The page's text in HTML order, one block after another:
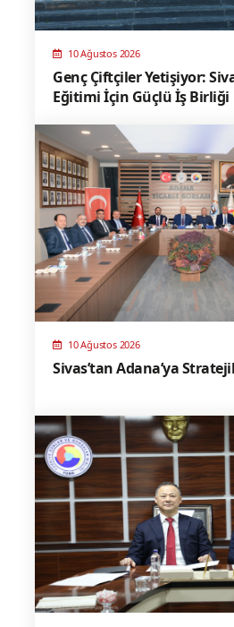
10 Ağustos 2026
Genç Çiftçiler Yetişiyor:
Eğitimi İçin Güçlü İş Birliği
10 Ağustos 2026
Sivas’tan Adana’ya